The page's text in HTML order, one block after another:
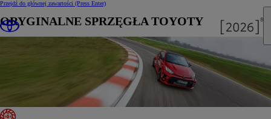
Przejdź do głównej zawartości (Press Enter)
ORYGINALNE SPRZĘGŁA TOYOTY